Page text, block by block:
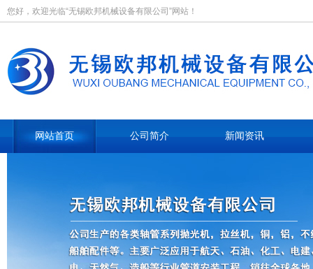
您好，欢迎光临“无锡欧邦机械设备有限公司”网站！
网站首页 公司简介 新闻资讯